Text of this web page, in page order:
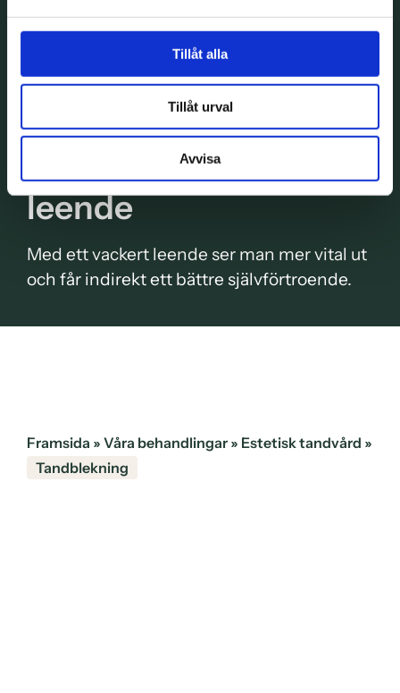
Tillåt alla
Tillåt urval
Avvisa
Tandblekning i Malmö
– för ett snyggt
leende
Med ett vackert leende ser man mer vital ut
och får indirekt ett bättre självförtroende.
Framsida » Våra behandlingar» Estetisk tandvård »
Tandblekning